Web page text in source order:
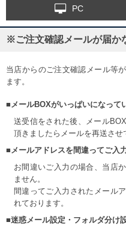
PC
※ご注文確認メールが届か
当店からのご注文確認メール等
ます。
■メールBOXがいっぱいになって
送受信をされた後、メール
頂きましたらメールを再送させ
■メールアドレスを間違ってご入力
お間違いご入力の場合、当店
ません。
間違ってご入力されたメール
れております。
■迷惑メール設定・フォルダ分け設